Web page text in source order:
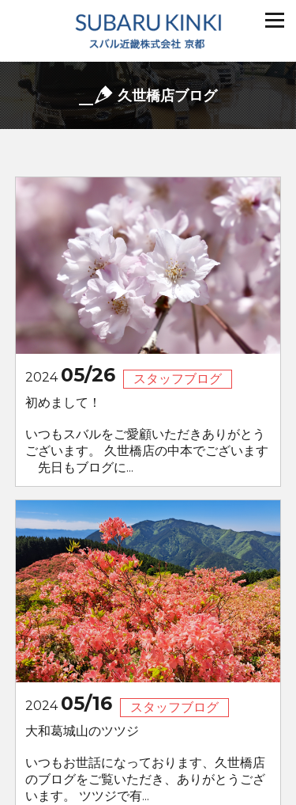
久世橋店ブログ
2024 05/26
スタッフブログ
初めまして！
いつもスバルをご愛顧いただきありがとう
ございます。 久世橋店の中本でございます
⠀ 先日もブログに...
2024 05/16
スタッフブログ
大和葛城山のツツジ
いつもお世話になっております、久世橋店
のブログをご覧いただき、ありがとうござ
います。 ツツジで有...